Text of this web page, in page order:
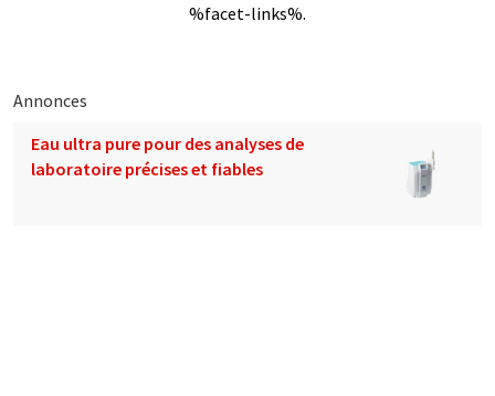
%facet-links%.
Annonces
Eau ultra pure pour des analyses de
laboratoire précises et fiables